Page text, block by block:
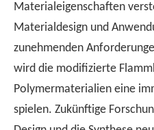
Materialeigenschaften
Materialdesign und
zunehmenden
wird die modifizierte
Polymermaterialien eine
spielen. Zukünftige